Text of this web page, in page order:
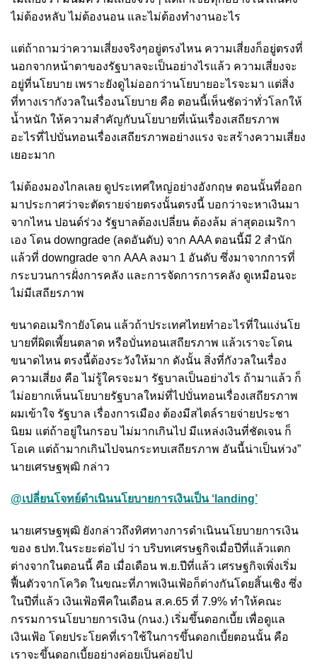
ไม่ต้องหลับ ไม่ต้องนอน และไม่ต้องทำงานอะไร
แต่ถ้าถามว่าความเสี่ยงจริงๆอยู่ตรงไหน ความเสี่ยงก็อยู่ตรงที่
นอกจากหน้าตาของรัฐบาลจะเป็นอย่างไรแล้ว ความเสี่ยงจะ
อยู่ที่นโยบาย เพราะยังดูไม่ออกว่านโยบายอะไรจะมา แต่สิ่ง
ที่ทางเรากังวลในเรื่องนโยบาย คือ ตอนนี้เห็นชัดว่าทั่วโลกให้
น้ำหนัก ให้ความสำคัญกับนโยบายที่เน้นเรื่องเสถียรภาพ
อะไรที่ไปบั่นทอนเรื่องเสถียรภาพอย่างแรง จะสร้างความเสี่ยง
เยอะมาก
ไม่ต้องมองไกลเลย ดูประเทศใหญ่อย่างอังกฤษ ตอนนั้นที่ออก
มาประกาศว่าจะตัดรายจ่ายตรงนั้นตรงนี้ บอกว่าจะหาเงินมา
จากไหน ปอนด์ร่วง รัฐบาลต้องเปลี่ยน ต้องล้ม ล่าสุดอเมริกา
เอง โดน downgrade (ลดอันดับ) จาก AAA ตอนนี้มี 2 สำนัก
แล้วที่ downgrade จาก AAA ลงมา 1 อันดับ ซึ่งมาจากการที่
กระบวนการฝั่งการคลัง และการจัดการการคลัง ดูเหมือนจะ
ไม่มีเสถียรภาพ
ขนาดอเมริกายังโดน แล้วถ้าประเทศไทยทำอะไรที่ในแง่นโย
บายที่ผิดเพี้ยนตลาด หรือบั่นทอนเสถียรภาพ แล้วเราจะโดน
ขนาดไหน ตรงนี้ต้องระวังให้มาก ดังนั้น สิ่งที่กังวลในเรื่อง
ความเสี่ยง คือ ไม่รู้ใครจะมา รัฐบาลเป็นอย่างไร ถ้ามาแล้ว ก็
ไม่อยากเห็นนโยบายรัฐบาลใหม่ที่ไปบั่นทอนเรื่องเสถียรภาพ
ผมเข้าใจ รัฐบาล เรื่องการเมือง ต้องมีสไตล์รายจ่ายประชา
นิยม แต่ถ้าอยู่ในกรอบ ไม่มากเกินไป มีแหล่งเงินที่ชัดเจน ก็
โอเค แต่ถ้ามากเกินไปจนกระทบเสถียรภาพ อันนี้น่าเป็นห่วง”
นายเศรษฐพุฒิ กล่าว
@เปลี่ยนโจทย์ดำเนินนโยบายการเงินเป็น ‘landing’
นายเศรษฐพุฒิ ยังกล่าวถึงทิศทางการดำเนินนโยบายการเงิน
ของ ธปท.ในระยะต่อไป ว่า บริบทเศรษฐกิจเมื่อปีที่แล้วแตก
ต่างจากในตอนนี้ คือ เมื่อเดือน พ.ย.ปีที่แล้ว เศรษฐกิจเพิ่งเริ่ม
ฟื้นตัวจากโควิด ในขณะที่ภาพเงินเฟ้อก็ต่างกันโดยสิ้นเชิง ซึ่ง
ในปีที่แล้ว เงินเฟ้อพีคในเดือน ส.ค.65 ที่ 7.9% ทำให้คณะ
กรรมการนโยบายการเงิน (กนง.) เริ่มขึ้นดอกเบี้ย เพื่อดูแล
เงินเฟ้อ โดยประโยคที่เราใช้ในการขึ้นดอกเบี้ยตอนนั้น คือ
เราจะขึ้นดอกเบี้ยอย่างค่อยเป็นค่อยไป